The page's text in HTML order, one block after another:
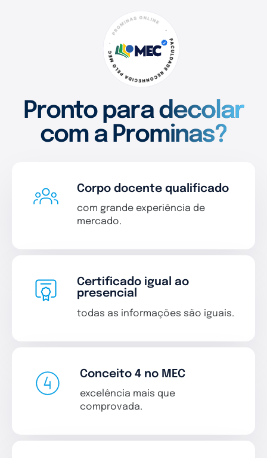
Pronto para decolar
com a Prominas?
Corpo docente qualificado
com grande experiência de
mercado.
Certificado igual ao
presencial
todas as informações são iguais.
Conceito 4 no MEC
excelência mais que
comprovada.